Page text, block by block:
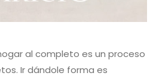
al completo es un proceso
Ir dándole forma es